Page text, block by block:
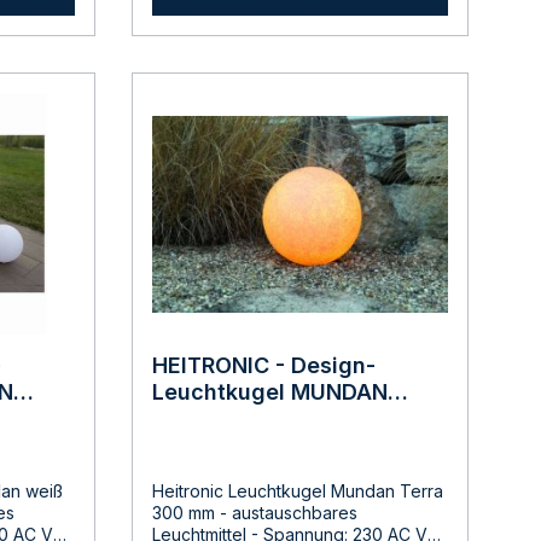
Elektroarbeiten dürfen nur durch
-
LichtaustrittLebensdauer 25.000
Std.Integrierter LED KonverterInkl.
IP54Hersteller:LDBS Lichtdienst
GmbHChemnitzerstr 814612
FalkenseeDeutschlandinfo@ldbs.de
Warnhinweise und
Sicherheitsinformationen:Lesen sie
vor der Inbetriebnahme die
Bedienungsanleitung und die
Hinweise auf der Verpackung
sorgfältig durch und bewahren diese
weiß
HEITRONIC - Design-
Leuchtkugel MUNDAN
Heitronic Leuchtkugel Mundan Terra
300 mm - austauschbares
Leuchtmittel - Spannung: 230 AC Volt